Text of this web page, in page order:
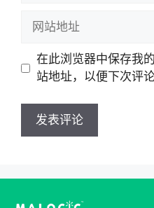
在此浏览器中保存我
站地址，以便下次评论